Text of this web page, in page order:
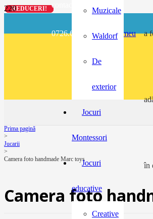
contact@buzunarel.ro
0726.697.486 meu a
în
Muzicale
Waldorf
De
exterior
Jocuri
Montessori
Jocuri
educative
Creative
Prima pagină
>
Jucarii
>
Camera foto handmade Marc toys
Camera foto
REDUCERI!
REDUCERI!
REDUCERI!
REDUCERI!